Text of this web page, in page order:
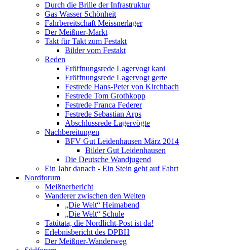
Durch die Brille der Infrastruktur
Gas Wasser Schönheit
Fahrbereitschaft Meissnerlager
Der Meißner-Markt
Takt für Takt zum Festakt
Bilder vom Festakt
Reden
Eröffnungsrede Lagervogt kani
Eröffnungsrede Lagervogt gerte
Festrede Hans-Peter von Kirchbach
Festrede Tom Grothkopp
Festrede Franca Federer
Festrede Sebastian Arps
Abschlussrede Lagervögte
Nachbereitungen
BFV Gut Leidenhausen März 2014
Bilder Gut Leidenhausen
Die Deutsche Wandjugend
Ein Jahr danach - Ein Stein geht auf Fahrt
Nordforum
Meißnerbericht
Wanderer zwischen den Welten
„Die Welt“ Heimabend
„Die Welt“ Schule
Tatütata, die Nordlicht-Post ist da!
Erlebnisbericht des DPBH
Der Meißner-Wanderweg